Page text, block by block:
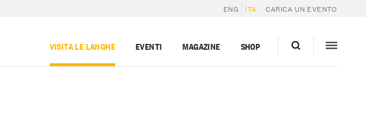
ENG ITA CARICA UN EVENTO
VISITA LE LANGHE EVENTI MAGAZINE SHOP